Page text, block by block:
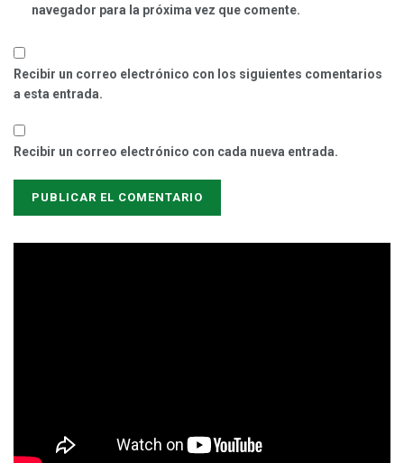
navegador para la próxima vez que comente.
Recibir un correo electrónico con los siguientes comentarios
a esta entrada.
Recibir un correo electrónico con cada nueva entrada.